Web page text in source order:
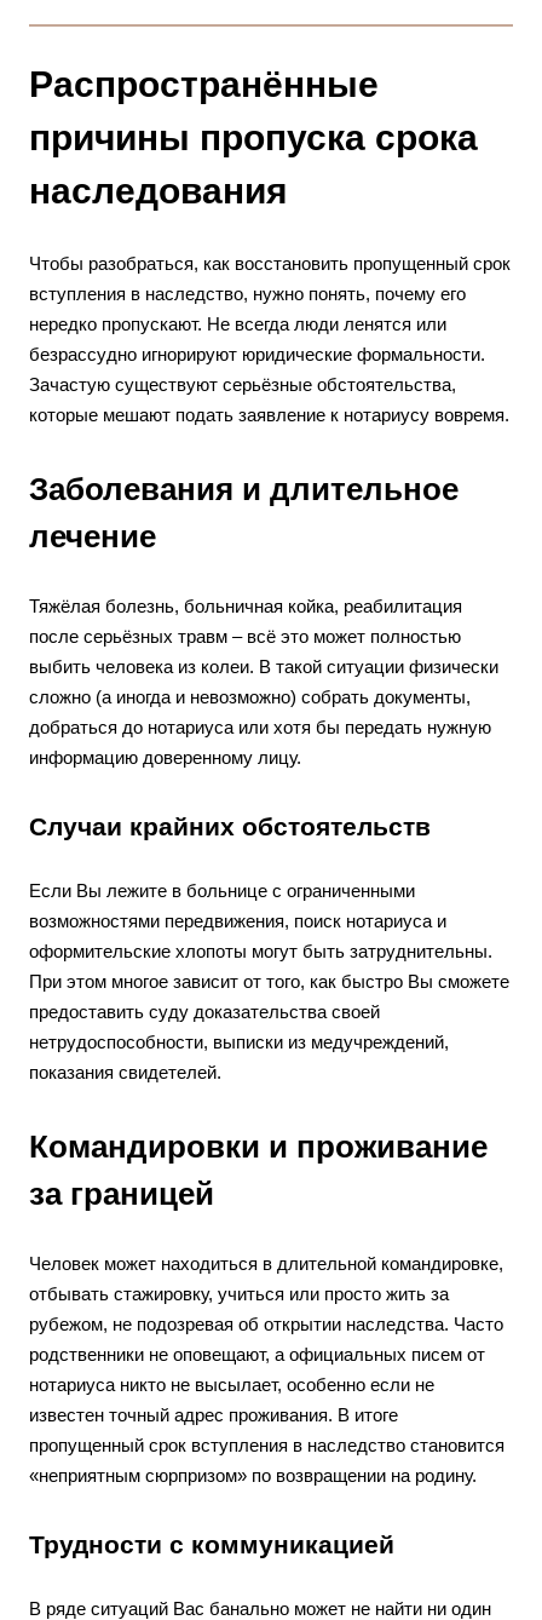
Распространённые
причины пропуска срока
наследования
Чтобы разобраться, как восстановить пропущенный срок
вступления в наследство, нужно понять, почему его
нередко пропускают. Не всегда люди ленятся или
безрассудно игнорируют юридические формальности.
Зачастую существуют серьёзные обстоятельства,
которые мешают подать заявление к нотариусу вовремя.
Заболевания и длительное
лечение
Тяжёлая болезнь, больничная койка, реабилитация
после серьёзных травм – всё это может полностью
выбить человека из колеи. В такой ситуации физически
сложно (а иногда и невозможно) собрать документы,
добраться до нотариуса или хотя бы передать нужную
информацию доверенному лицу.
Случаи крайних обстоятельств
Если Вы лежите в больнице с ограниченными
возможностями передвижения, поиск нотариуса и
оформительские хлопоты могут быть затруднительны.
При этом многое зависит от того, как быстро Вы сможете
предоставить суду доказательства своей
нетрудоспособности, выписки из медучреждений,
показания свидетелей.
Командировки и проживание
за границей
Человек может находиться в длительной командировке,
отбывать стажировку, учиться или просто жить за
рубежом, не подозревая об открытии наследства. Часто
родственники не оповещают, а официальных писем от
нотариуса никто не высылает, особенно если не
известен точный адрес проживания. В итоге
пропущенный срок вступления в наследство становится
«неприятным сюрпризом» по возвращении на родину.
Трудности с коммуникацией
В ряде ситуаций Вас банально может не найти ни один